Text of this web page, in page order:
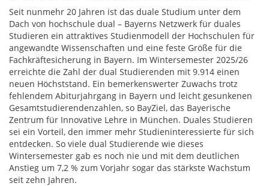
Seit nunmehr 20 Jahren ist das duale Studium unter dem
Dach von hochschule dual – Bayerns Netzwerk für duales
Studieren ein attraktives Studienmodell der Hochschulen für
angewandte Wissenschaften und eine feste Größe für die
Fachkräftesicherung in Bayern. Im Wintersemester 2025/26
erreichte die Zahl der dual Studierenden mit 9.914 einen
neuen Höchststand. Ein bemerkenswerter Zuwachs trotz
fehlendem Abiturjahrgang in Bayern und leicht gesunkenen
Gesamtstudierendenzahlen, so BayZiel, das Bayerische
Zentrum für Innovative Lehre in München. Duales Studieren
sei ein Vorteil, den immer mehr Studieninteressierte für sich
entdecken. So viele dual Studierende wie dieses
Wintersemester gab es noch nie und mit dem deutlichen
Anstieg um 7,2 % zum Vorjahr sogar das stärkste Wachstum
seit zehn Jahren.